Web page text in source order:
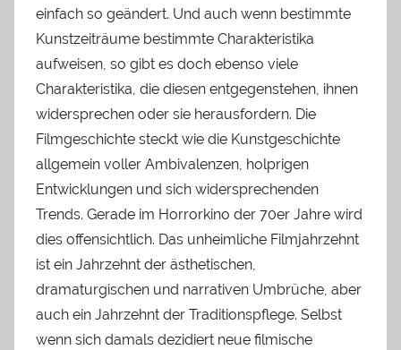
einfach so geändert. Und auch wenn bestimmte
Kunstzeiträume bestimmte Charakteristika
aufweisen, so gibt es doch ebenso viele
Charakteristika, die diesen entgegenstehen, ihnen
widersprechen oder sie herausfordern. Die
Filmgeschichte steckt wie die Kunstgeschichte
allgemein voller Ambivalenzen, holprigen
Entwicklungen und sich widersprechenden
Trends. Gerade im Horrorkino der 70er Jahre wird
dies offensichtlich. Das unheimliche Filmjahrzehnt
ist ein Jahrzehnt der ästhetischen,
dramaturgischen und narrativen Umbrüche, aber
auch ein Jahrzehnt der Traditionspflege. Selbst
wenn sich damals dezidiert neue filmische